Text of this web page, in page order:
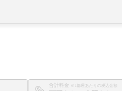
合計料金 ※1部屋あたりの税込金額